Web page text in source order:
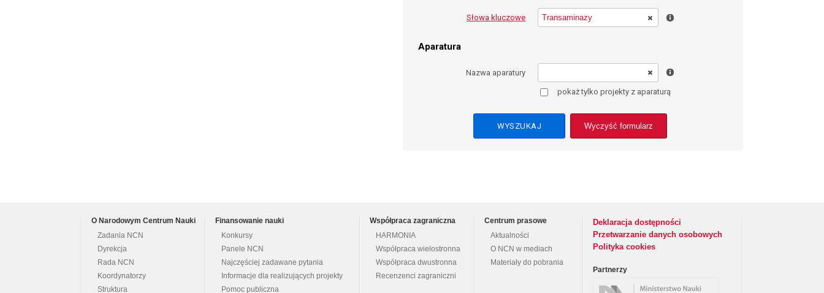
Słowa kluczowe
Aparatura
Nazwa aparatury
pokaż tylko projekty z aparaturą
Wyczyść formularz
O Narodowym Centrum Nauki
Zadania NCN
Dyrekcja
Rada NCN
Koordynatorzy
Struktura
Finansowanie nauki
Konkursy
Panele NCN
Najczęściej zadawane pytania
Informacje dla realizujących projekty
Pomoc publiczna
Współpraca zagraniczna
HARMONIA
Współpraca wielostronna
Współpraca dwustronna
Recenzenci zagraniczni
Centrum prasowe
Aktualności
O NCN w mediach
Materiały do pobrania
Deklaracja dostępności
Przetwarzanie danych osobowych
Polityka cookies
Partnerzy